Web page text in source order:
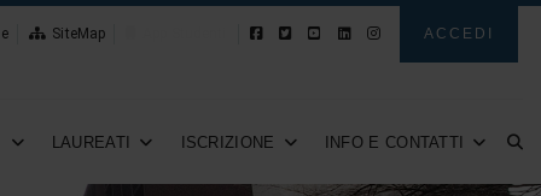
SiteMap ACCEDI
LAUREATI ISCRIZIONE INFO E CONTATTI